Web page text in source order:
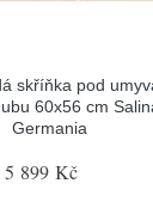
skříňka pod
60x56 cm
Germania
5 899 Kč